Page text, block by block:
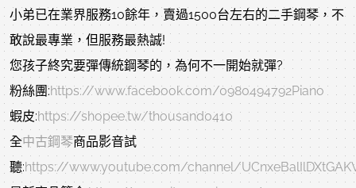
小弟已在業界服務10餘年，賣過1500台左右的二手鋼琴，不
敢說最專業，但服務最熱誠!
您孩子終究要彈傳統鋼琴的，為何不一開始就彈?
粉絲團:https://www.facebook.com/0980494792Piano
蝦皮:https://shopee.tw/thousand0410
全中古鋼琴商品影音試
聽:https://www.youtube.com/channel/